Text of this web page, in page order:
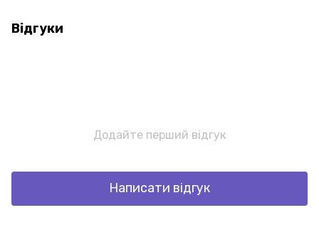
Відгуки
Додайте перший відгук
Написати відгук